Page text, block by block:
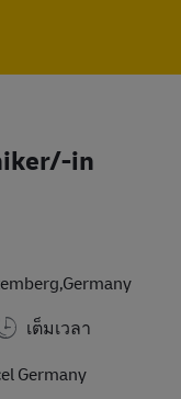
in
เต็มเวลา
Germany